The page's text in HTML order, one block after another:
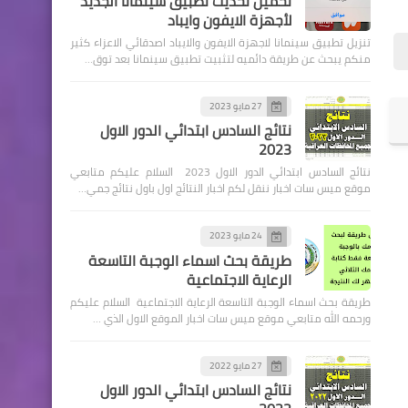
لأجهزة الايفون وايباد
تنزيل تطبيق سينمانا لاجهزة الايفون والايباد اصدقائي الاعزاء كثير
منكم يبحث عن طريقة دائميه لتثبيت تطبيق سينمانا بعد توق…
27 مايو 2023
نتائج السادس ابتدائي الدور الاول
2023
نتائج السادس ابتدائي الدور الاول 2023 السلام عليكم متابعي
موقع ميس سات اخبار ننقل لكم اخبار النتائج اول باول نتائج جمي…
24 مايو 2023
طريقة بحث اسماء الوجبة التاسعة
الرعاية الاجتماعية
طريقة بحث اسماء الوجبة التاسعة الرعاية الاجتماعية السلام عليكم
ورحمه الله متابعي موقع ميس سات اخبار الموقع الاول الذي …
27 مايو 2022
نتائج السادس ابتدائي الدور الاول
#عاجل وزيرة التربية توجه كافة
ادارات المدارس بتفعيل الدوام
ليومين في الاسبوع ( الاحد ،
الثلاثاء ).
اخبار العامة
لفتح الحظر تجوال